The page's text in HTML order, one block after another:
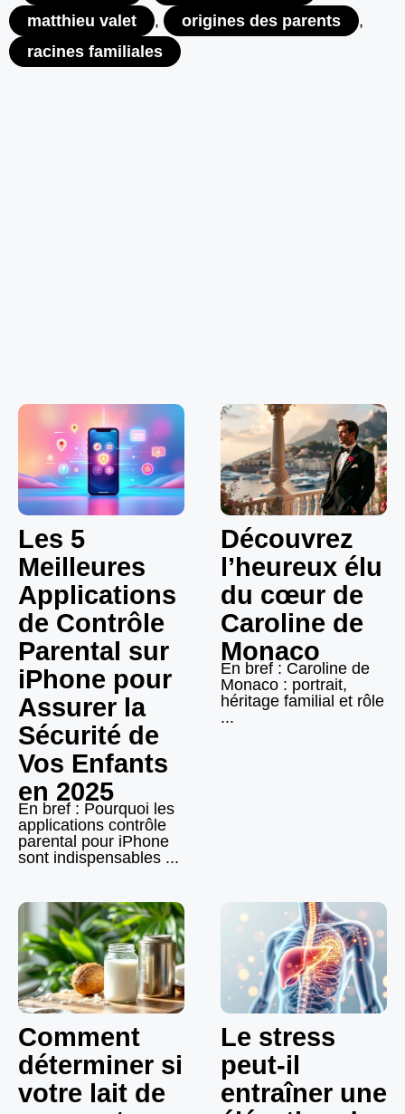
matthieu valet
, origines des parents
,
racines familiales
Les 5
Meilleures
Applications
de Contrôle
Parental sur
iPhone pour
Assurer la
Sécurité de
Vos Enfants
en 2025
En bref : Pourquoi les
applications contrôle
parental pour iPhone
sont indispensables ...
Découvrez
l’heureux élu
du cœur de
Caroline de
Monaco
En bref : Caroline de
Monaco : portrait,
héritage familial et rôle
...
Comment
déterminer si
votre lait de
Le stress
peut-il
entraîner une